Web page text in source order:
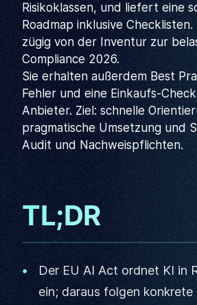
Risikoklassen, und liefert eine
Roadmap inklusive
zügig von der Inventur zur
Compliance 2026.
Sie erhalten außerdem Best
Fehler und eine Einkaufs-
Anbieter. Ziel: schnelle
pragmatische Umsetzung und
Audit und Nachweispflichten.
TL;DR
Der EU AI Act ordnet KI in
ein; daraus folgen